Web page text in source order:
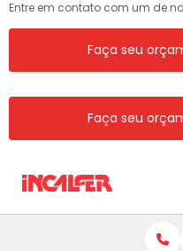
Entre em contato com um de
Faça seu
Faça seu